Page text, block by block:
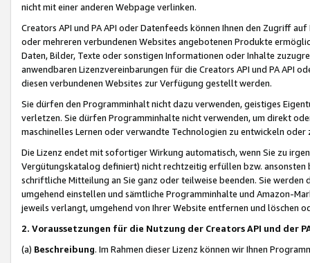
nicht mit einer anderen Webpage verlinken.
Creators API und PA API oder Datenfeeds können Ihnen den Zugriff
oder mehreren verbundenen Websites angebotenen Produkte
Daten, Bilder, Texte oder sonstigen Informationen oder Inhalte
anwendbaren Lizenzvereinbarungen für die Creators API und PA API
diesen verbundenen Websites zur Verfügung gestellt werden.
Sie dürfen den Programminhalt nicht dazu verwenden, geistiges
verletzen. Sie dürfen Programminhalte nicht verwenden, um direkt
maschinelles Lernen oder verwandte Technologien zu entwickeln
Die Lizenz endet mit sofortiger Wirkung automatisch, wenn Sie zu
Vergütungskatalog definiert) nicht rechtzeitig erfüllen bzw. ansonsten
schriftliche Mitteilung an Sie ganz oder teilweise beenden. Sie werden
umgehend einstellen und sämtliche Programminhalte und Amazon-
jeweils verlangt, umgehend von Ihrer Website entfernen und löschen
2. Voraussetzungen für die Nutzung der Creators API und der
(a) Beschreibung. Im Rahmen dieser Lizenz können wir Ihnen